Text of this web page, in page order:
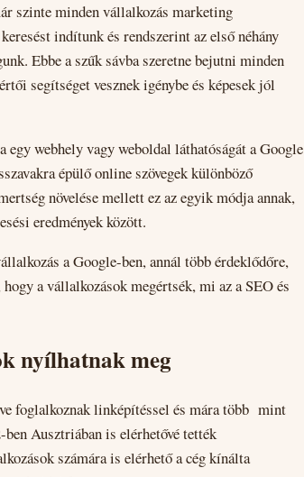
szinte minden vállalkozás marketing
indítunk és rendszerint az első néhány
Ebbe a szűk sávba szeretne bejutni minden
segítséget vesznek igénybe és képesek jól
webhely vagy weboldal láthatóságát a Google
épülő online szövegek különböző
növelése mellett ez az egyik módja annak,
eredmények között.
a Google-ben, annál több érdeklődőre,
a vállalkozások megértsék, mi az a SEO és
nyílhatnak meg
foglalkoznak linképítéssel és mára több mint
Ausztriában is elérhetővé tették
számára is elérhető a cég kínálta